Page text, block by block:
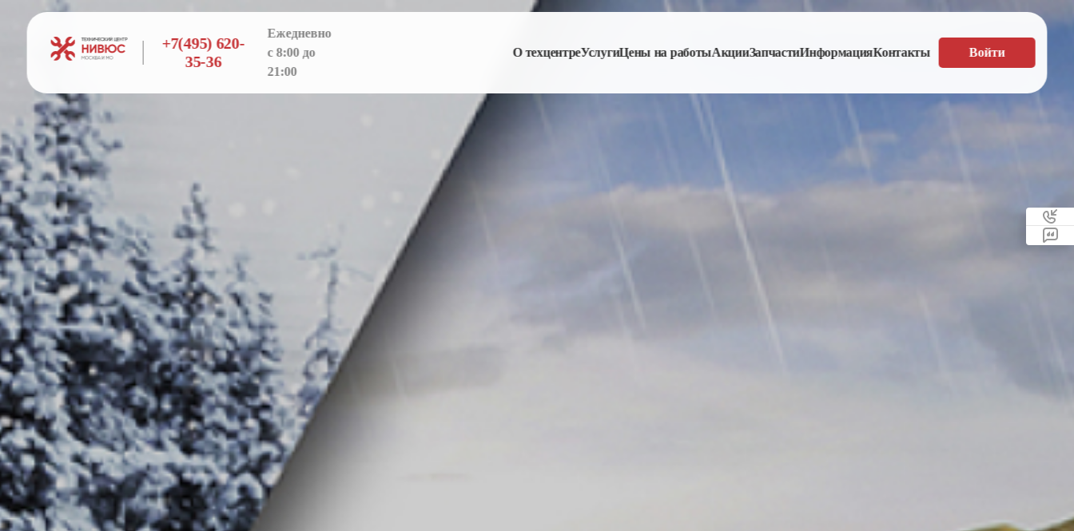
+7(495) 620-
35-36
Ежедневно
с 8:00 до
21:00
О техцентреУслугиЦены на работыАкцииЗапчастиИнформацияКонтакты Войти